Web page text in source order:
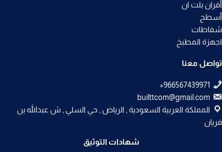
أفران بلت ان
أسطح
شفاطات
اجهزة المطبخ
تواصل معنا
builttcom@gmail.com
المملكة العربية السعودية , الرياض , حي السلي , ش عبدالله بن
فريان
شهادات التوثيق